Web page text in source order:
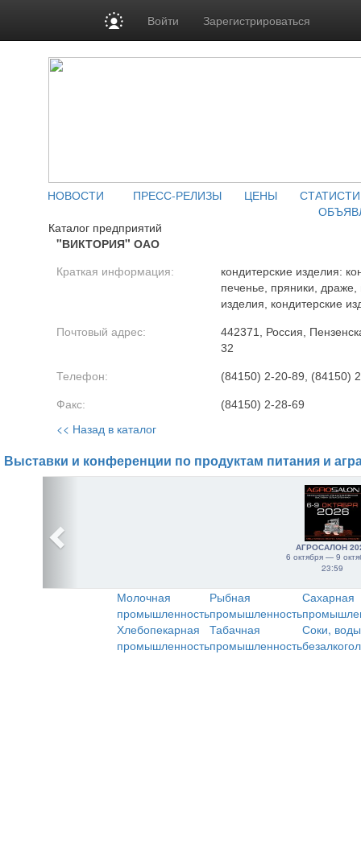
Войти Зарегистрироваться
НОВОСТИ ПРЕСС-РЕЛИЗЫ ЦЕНЫ
Каталог предприятий
"ВИКТОРИЯ" ОАО
Краткая информация:
кондитерские изделия:
печенье, пряники,
изделия, кондитерские
Почтовый адрес:
442371, Россия,
32
Телефон: (84150) 2-20-89, (84150)
Факс: (84150) 2-28-69
<< Назад в каталог
Выставки и конференции по продуктам питания и
АГРОСАЛОН
6 октября — 9
23:59
Молочная
промышленность
Рыбная
промышленность
Сахарная
Хлебопекарная
промышленность
Табачная
промышленность
Соки,